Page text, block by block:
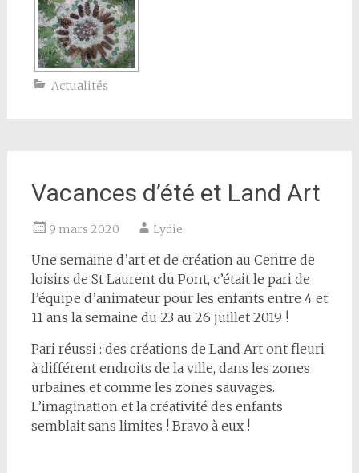
Actualités
Vacances d’été et Land Art
9 mars 2020 Lydie
Une semaine d’art et de création au Centre de
loisirs de St Laurent du Pont, c’était le pari de
l’équipe d’animateur pour les enfants entre 4 et
11 ans la semaine du 23 au 26 juillet 2019 !
Pari réussi : des créations de Land Art ont fleuri
à différent endroits de la ville, dans les zones
urbaines et comme les zones sauvages.
L’imagination et la créativité des enfants
semblait sans limites ! Bravo à eux !